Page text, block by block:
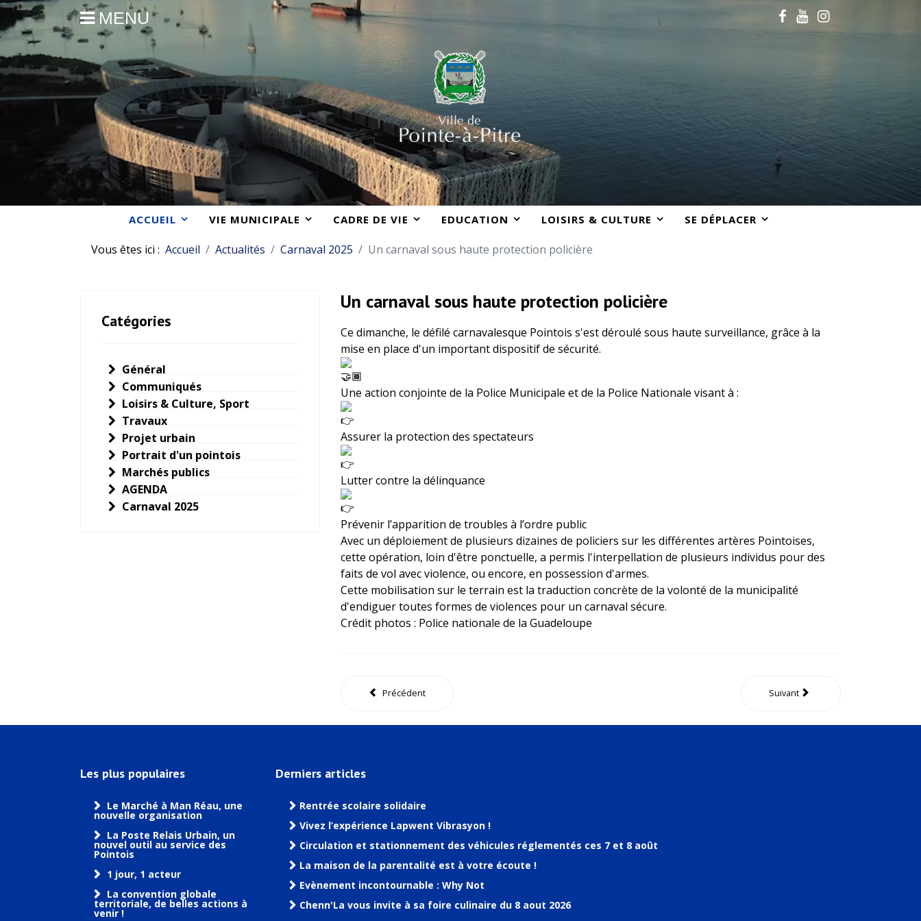
MENU
ACCUEIL VIE MUNICIPALE CADRE DE VIE EDUCATION LOISIRS & CULTURE SE DÉPLACER
Vous êtes ici : Accueil Actualités Carnaval 2025 Un carnaval sous haute protection policière
Catégories
Général
Communiqués
Loisirs & Culture, Sport
Travaux
Projet urbain
Portrait d'un pointois
Marchés publics
AGENDA
Carnaval 2025
Un carnaval sous haute protection policière
Ce dimanche, le défilé carnavalesque Pointois s'est déroulé sous haute surveillance, grâce à la
mise en place d'un important dispositif de sécurité.
Une action conjointe de la Police Municipale et de la Police Nationale visant à :
Assurer la protection des spectateurs
Lutter contre la délinquance
Prévenir l’apparition de troubles à l’ordre public
Avec un déploiement de plusieurs dizaines de policiers sur les différentes artères Pointoises,
cette opération, loin d'être ponctuelle, a permis l'interpellation de plusieurs individus pour des
faits de vol avec violence, ou encore, en possession d'armes.
Cette mobilisation sur le terrain est la traduction concrète de la volonté de la municipalité
d'endiguer toutes formes de violences pour un carnaval sécure.
Crédit photos : Police nationale de la Guadeloupe
Précédent Suivant
Les plus populaires
Le Marché à Man Réau, une
nouvelle organisation
La Poste Relais Urbain, un
nouvel outil au service des
Pointois
1 jour, 1 acteur
La convention globale
territoriale, de belles actions à
venir !
Derniers articles
Rentrée scolaire solidaire
Vivez l’expérience Lapwent Vibrasyon !
Circulation et stationnement des véhicules réglementés ces 7 et 8 août
La maison de la parentalité est à votre écoute !
Evènement incontournable : Why Not
Chenn'La vous invite à sa foire culinaire du 8 aout 2026